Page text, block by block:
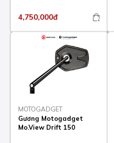
4,750,000đ
MOTOGADGET
Gương Motogadget
Mo.View Drift 150